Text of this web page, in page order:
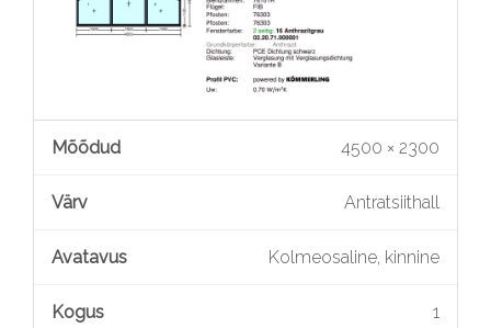
4500 × 2300
Antratsiithall
Kolmeosaline, kinnine
1